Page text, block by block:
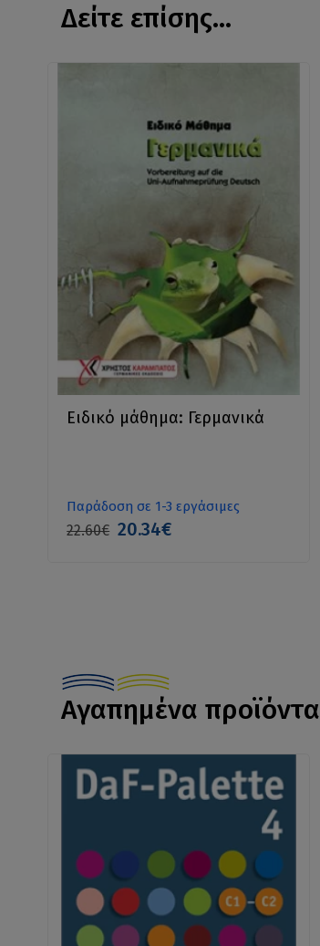
Δείτε επίσης...
Ειδικό μάθημα: Γερμανικά
Παράδοση σε 1-3 εργάσιμες
22.60€ 20.34€
Αγαπημένα προϊόντα